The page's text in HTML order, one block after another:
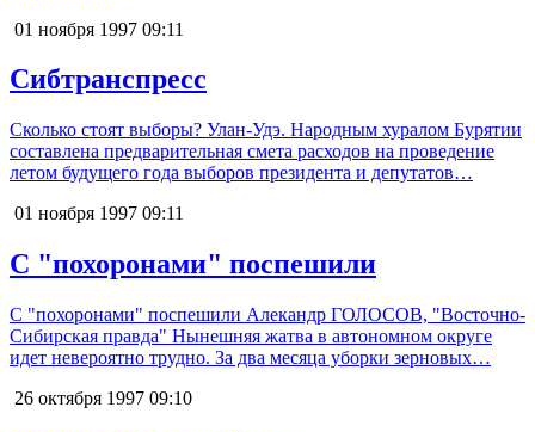
01 ноября 1997 09:11
Сибтранспресс
Сколько стоят выборы? Улан-Удэ. Народным хуралом Бурятии
составлена предварительная смета расходов на проведение
летом будущего года выборов президента и депутатов…
01 ноября 1997 09:11
С "похоронами" поспешили
С "похоронами" поспешили Алекандр ГОЛОСОВ, "Восточно-
Сибирская правда" Нынешняя жатва в автономном округе
идет невероятно трудно. За два месяца уборки зерновых…
26 октября 1997 09:10